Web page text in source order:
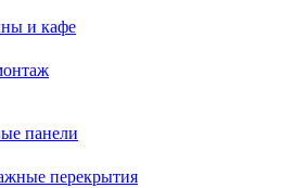
и кафе
панели
перекрытия